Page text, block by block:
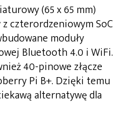
(65 x 65 mm)
czterordzeniowym SoC
moduły
Bluetooth 4.0 i WiFi.
40-pinowe złącze
Pi B+. Dzięki temu
alternatywę dla